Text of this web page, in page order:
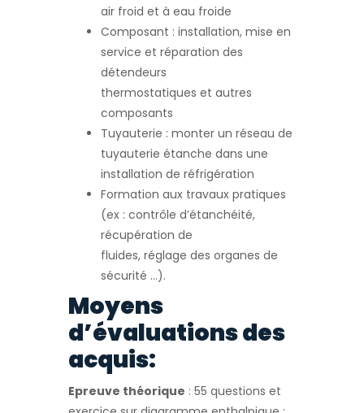
air froid et à eau froide
Composant : installation, mise en
service et réparation des
détendeurs
thermostatiques et autres
composants
Tuyauterie : monter un réseau de
tuyauterie étanche dans une
installation de réfrigération
Formation aux travaux pratiques
(ex : contrôle d’étanchéité,
récupération de
fluides, réglage des organes de
sécurité …).
Moyens
d’évaluations des
acquis:
Epreuve théorique : 55 questions et